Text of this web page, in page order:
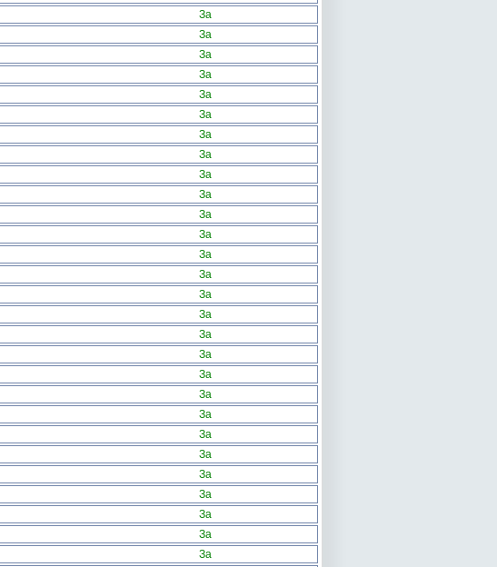
За
За
За
За
За
За
За
За
За
За
За
За
За
За
За
За
За
За
За
За
За
За
За
За
За
За
За
За